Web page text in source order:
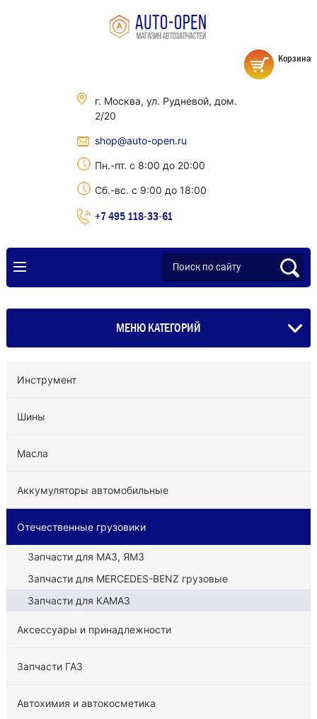
г. Москва, ул. Рудневой, дом.
2/20
shop@auto-open.ru
Пн.-пт. с 8:00 до 20:00
Сб.-вс. с 9:00 до 18:00
+7 495 118-33-61
Корзина
МЕНЮ КАТЕГОРИЙ
Инструмент
Шины
Масла
Аккумуляторы автомобильные
Отечественные грузовики
Запчасти для МАЗ, ЯМЗ
Запчасти для MERCEDES-BENZ грузовые
Запчасти для КАМАЗ
Аксессуары и принадлежности
Запчасти ГАЗ
Автохимия и автокосметика